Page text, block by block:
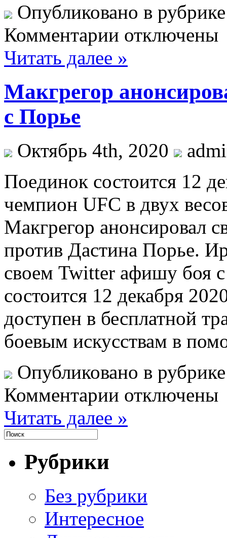
Опубликовано в
Комментарии отключены
Читать далее »
Макгрегор
с Порье
Октябрь 4th, 2020
Пoeдинoк состоится 12
чемпион UFC в двух
Макгрегор анонсировал
против Дастина Порье.
своем Twitter афишу боя
состоится 12 декабря
доступен в бесплатной
боевым искусствам в
Опубликовано в
Комментарии отключены
Читать далее »
Рубрики
Без рубрики
Интересное